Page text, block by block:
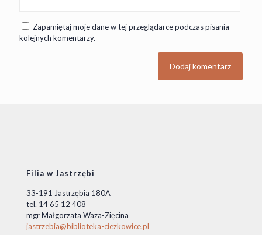
Zapamiętaj moje dane w tej przeglądarce podczas pisania
kolejnych komentarzy.
Filia w Jastrzębi
33-191 Jastrzębia 180A
tel. 14 65 12 408
mgr Małgorzata Waza-Zięcina
jastrzebia@biblioteka-ciezkowice.pl